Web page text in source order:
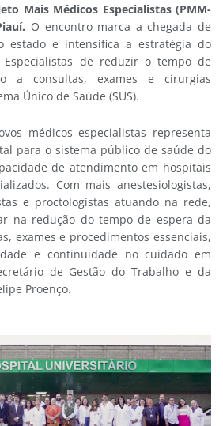
Mais Médicos Especialistas (PMM-
O encontro marca a chegada de
estado e intensifica a estratégia do
Especialistas de reduzir o tempo de
a consultas, exames e cirurgias
Único de Saúde (SUS).
médicos especialistas representa
para o sistema público de saúde do
de atendimento em hospitais
Com mais anestesiologistas,
e proctologistas atuando na rede,
na redução do tempo de espera da
exames e procedimentos essenciais,
e continuidade no cuidado em
de Gestão do Trabalho e da
Proenço.